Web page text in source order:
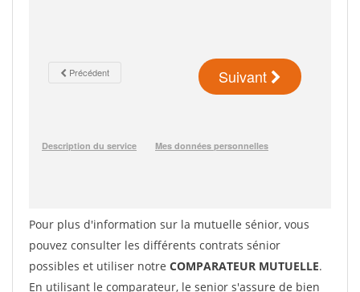
Pour plus d'information sur la mutuelle sénior, vous
pouvez consulter les différents contrats sénior
possibles et utiliser notre COMPARATEUR MUTUELLE.
En utilisant le comparateur, le senior s'assure de bien